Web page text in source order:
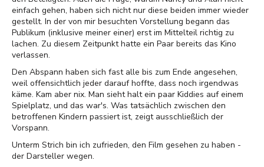
einfach gehen, haben sich nicht nur diese beiden immer wieder
gestellt. In der von mir besuchten Vorstellung begann das
Publikum (inklusive meiner einer) erst im Mittelteil richtig zu
lachen. Zu diesem Zeitpunkt hatte ein Paar bereits das Kino
verlassen.
Den Abspann haben sich fast alle bis zum Ende angesehen,
weil offensichtlich jeder darauf hoffte, dass noch irgendwas
käme. Kam aber nix. Man sieht halt ein paar Kiddies auf einem
Spielplatz, und das war's. Was tatsächlich zwischen den
betroffenen Kindern passiert ist, zeigt ausschließlich der
Vorspann.
Unterm Strich bin ich zufrieden, den Film gesehen zu haben -
der Darsteller wegen.